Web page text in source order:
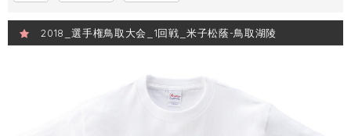
2018_選手権鳥取大会_1回戦_米子松蔭-鳥取湖陵